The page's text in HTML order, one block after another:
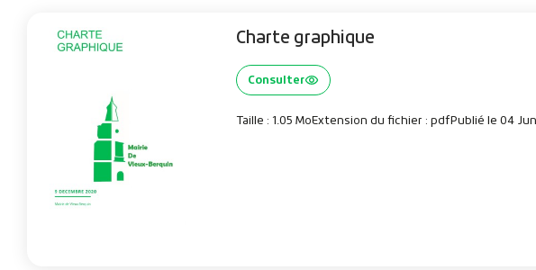
Charte graphique
Consulter
Taille : 1.05 MoExtension du fichier : pdfPublié le 04